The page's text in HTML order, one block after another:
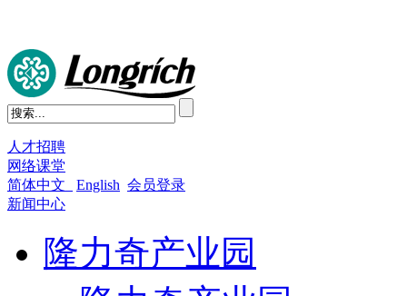
人才招聘
网络课堂
简体中文
English 会员登录
新闻中心
隆力奇产业园